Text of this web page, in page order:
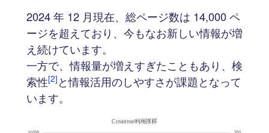
2024 年 12 月現在、総ページ数は 14,000 ペ
ージを超えており、今もなお新しい情報が増
え続けています。
一方で、情報量が増えすぎたこともあり、検
索性[2] と情報活用のしやすさが課題となって
います。